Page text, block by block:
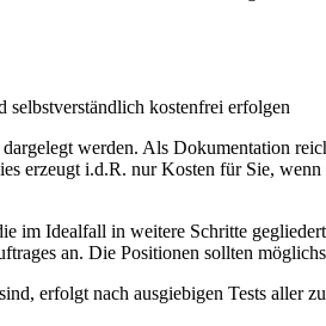
selbstverständlich kostenfrei erfolgen
werden. Als Dokumentation
erzeugt i.d.R. nur Kosten für Sie,
Idealfall in weitere Schritte
an. Die Positionen sollten
erfolgt nach ausgiebigen Tests aller